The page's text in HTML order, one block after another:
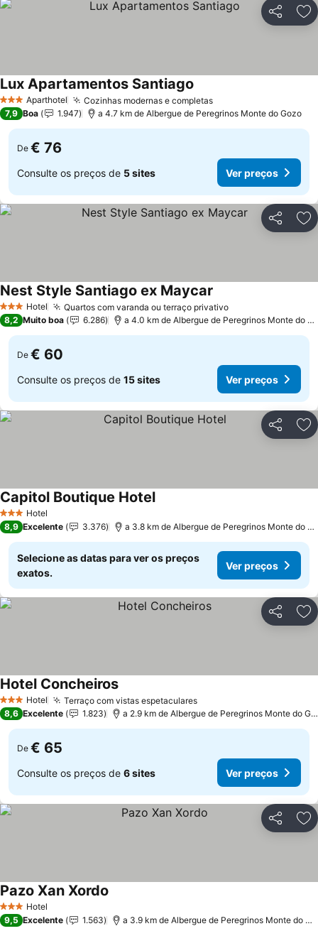
Partilhar
3 EstrelasAparthotel Cozinhas modernas e completas
Lux Apartamentos Santiago
7,9 Boa 1.947 a 4.7 km de Albergue de Peregrinos Monte do Gozo
De € 76
Consulte os preços de 5 sites Ver preços
Partilhar
3 EstrelasHotel Quartos com varanda ou terraço privativo
Nest Style Santiago ex Maycar
8,2 Muito boa 6.286 a 4.0 km de Albergue de Peregrinos Monte do Gozo
De € 60
Consulte os preços de 15 sites Ver preços
Partilhar
3 EstrelasHotel
Capitol Boutique Hotel
8,9 Excelente 3.376 a 3.8 km de Albergue de Peregrinos Monte do Gozo
Selecione as datas para ver os preços
exatos.
Ver preços
Partilhar
3 EstrelasHotel Terraço com vistas espetaculares
Hotel Concheiros
8,6 Excelente 1.823 a 2.9 km de Albergue de Peregrinos Monte do Gozo
De € 65
Consulte os preços de 6 sites Ver preços
Partilhar
3 EstrelasHotel
Pazo Xan Xordo
9,5 Excelente 1.563 a 3.9 km de Albergue de Peregrinos Monte do Gozo